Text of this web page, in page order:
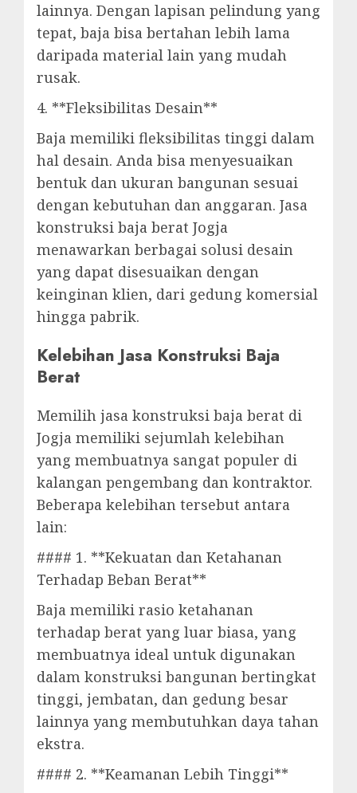
lainnya. Dengan lapisan pelindung yang
tepat, baja bisa bertahan lebih lama
daripada material lain yang mudah
rusak.
4. **Fleksibilitas Desain**
Baja memiliki fleksibilitas tinggi dalam
hal desain. Anda bisa menyesuaikan
bentuk dan ukuran bangunan sesuai
dengan kebutuhan dan anggaran. Jasa
konstruksi baja berat Jogja
menawarkan berbagai solusi desain
yang dapat disesuaikan dengan
keinginan klien, dari gedung komersial
hingga pabrik.
Kelebihan Jasa Konstruksi Baja
Berat
Memilih jasa konstruksi baja berat di
Jogja memiliki sejumlah kelebihan
yang membuatnya sangat populer di
kalangan pengembang dan kontraktor.
Beberapa kelebihan tersebut antara
lain:
#### 1. **Kekuatan dan Ketahanan
Terhadap Beban Berat**
Baja memiliki rasio ketahanan
terhadap berat yang luar biasa, yang
membuatnya ideal untuk digunakan
dalam konstruksi bangunan bertingkat
tinggi, jembatan, dan gedung besar
lainnya yang membutuhkan daya tahan
ekstra.
#### 2. **Keamanan Lebih Tinggi**